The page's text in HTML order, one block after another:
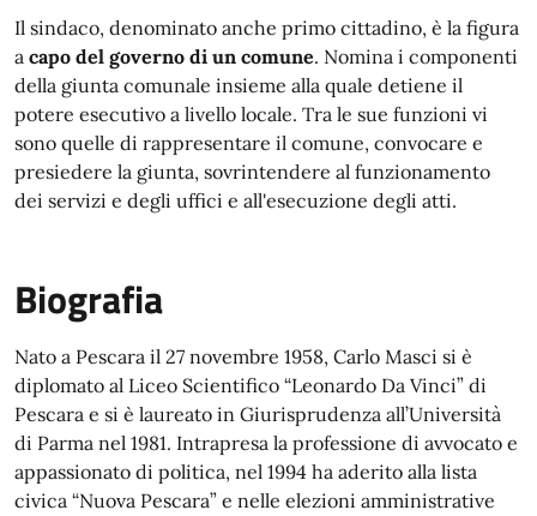
Il sindaco, denominato anche primo cittadino, è la figura
a capo del governo di un comune. Nomina i componenti
della giunta comunale insieme alla quale detiene il
potere esecutivo a livello locale. Tra le sue funzioni vi
sono quelle di rappresentare il comune, convocare e
presiedere la giunta, sovrintendere al funzionamento
dei servizi e degli uffici e all'esecuzione degli atti.
Biografia
Nato a Pescara il 27 novembre 1958, Carlo Masci si è
diplomato al Liceo Scientifico “Leonardo Da Vinci” di
Pescara e si è laureato in Giurisprudenza all’Università
di Parma nel 1981. Intrapresa la professione di avvocato e
appassionato di politica, nel 1994 ha aderito alla lista
civica “Nuova Pescara” e nelle elezioni amministrative